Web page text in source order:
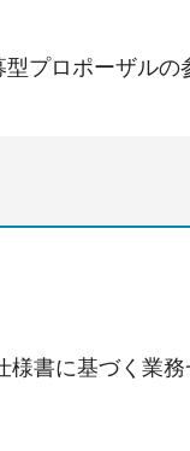
プロポーザルの
様書に基づく業務